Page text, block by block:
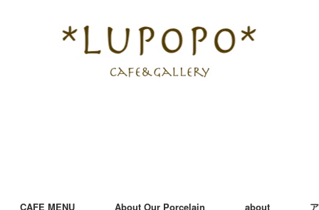
CAFE MENU About Our Porcelain about